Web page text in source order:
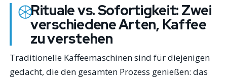
Rituale vs. Sofortigkeit: Zwei
verschiedene Arten, Kaffee
zu verstehen
Traditionelle Kaffeemaschinen sind für diejenigen
gedacht, die den gesamten Prozess genießen: das